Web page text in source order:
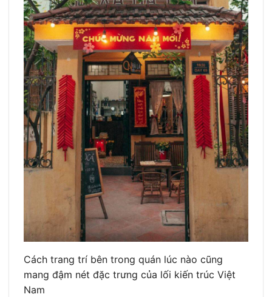
Cách trang trí bên trong quán lúc nào cũng
mang đậm nét đặc trưng của lối kiến trúc Việt
Nam